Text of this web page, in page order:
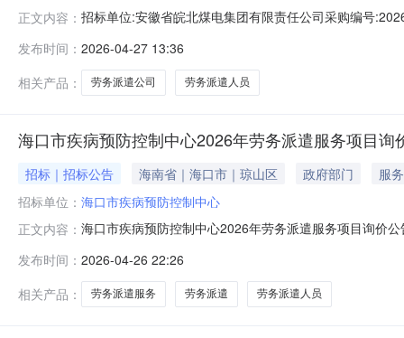
正文内容： 招标单位:安徽省皖北煤电集团有限责任公司采购编号
求专票报价有效期不填写是否上传报价单是报名供应商
发布时间： 2026-04-27 13:36
相关产品：
劳务派遣公司 劳务派遣人员
海口市疾病预防控制中心2026年劳务派遣服务项目询
招标｜招标公告 海南省｜海口市｜琼山区 政府部门
服务
招标单位： 海口市疾病预防控制中心
正文内容： 海口市疾病预防控制中心2026年劳务派遣服务项目询价
期限：2026年6月1日至2026年12月31日止。5.服务需求
人民共和国
发布时间： 2026-04-26 22:26
相关产品：
劳务派遣服务 劳务派遣 劳务派遣人员